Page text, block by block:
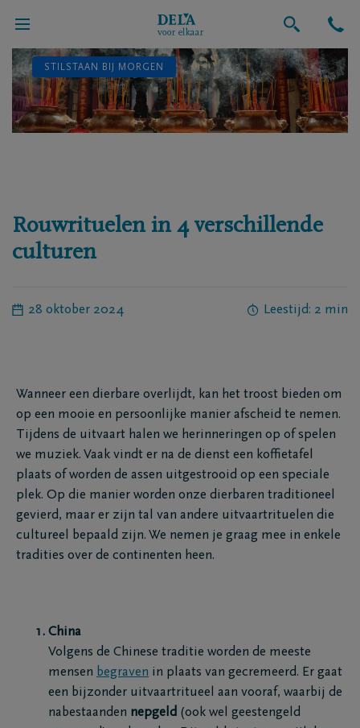
STILSTAAN BIJ MORGEN
Rouwrituelen in 4 verschillende
culturen
28 oktober 2024 Leestijd: 2 min
Wanneer een dierbare overlijdt, kan het troost bieden om
op een mooie en persoonlijke manier afscheid te nemen.
Tijdens de uitvaart halen we herinneringen op of spelen
we muziek. Vaak vindt er na de dienst een koffietafel
plaats of worden de assen uitgestrooid op een speciale
plek. Op die manier worden onze dierbaren traditioneel
gevierd, maar er zijn tal van andere uitvaartrituelen die
cultureel bepaald zijn. We nemen je graag mee in enkele
tradities over de continenten heen.
China
Volgens de Chinese traditie worden de meeste
mensen begraven in plaats van gecremeerd. Er gaat
een bijzonder uitvaartritueel aan vooraf, waarbij de
nabestaanden nepgeld (ook wel geestengeld